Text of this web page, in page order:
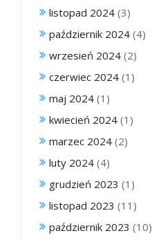
listopad 2024 (3)
październik 2024 (4)
wrzesień 2024 (2)
czerwiec 2024 (1)
maj 2024 (1)
kwiecień 2024 (1)
marzec 2024 (2)
luty 2024 (4)
grudzień 2023 (1)
listopad 2023 (11)
październik 2023 (10)